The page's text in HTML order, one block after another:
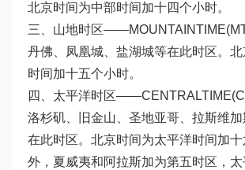
北京时间为中部时间加十四个小时。
三、山地时区
丹佛、凤凰城、盐湖城等在此时区。
时间加十五个小时。
四、太平洋时区
洛杉矶、旧金山、圣地亚哥、拉斯维
在此时区。北京时间为太平洋时间加
外，夏威夷和阿拉斯加为第五时区，